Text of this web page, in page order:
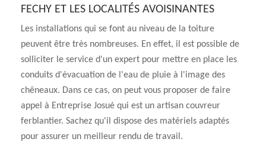
FECHY ET LES LOCALITÉS AVOISINANTES
Les installations qui se font au niveau de la toiture
peuvent être très nombreuses. En effet, il est possible de
solliciter le service d'un expert pour mettre en place les
conduits d'évacuation de l'eau de pluie à l'image des
chêneaux. Dans ce cas, on peut vous proposer de faire
appel à Entreprise Josué qui est un artisan couvreur
ferblantier. Sachez qu'il dispose des matériels adaptés
pour assurer un meilleur rendu de travail.